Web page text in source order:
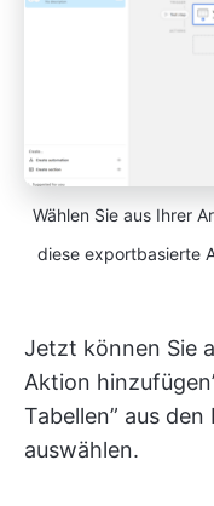
Wählen Sie aus Ihrer
diese exportbasierte
Jetzt können Sie
Aktion
Tabellen” aus
auswählen.